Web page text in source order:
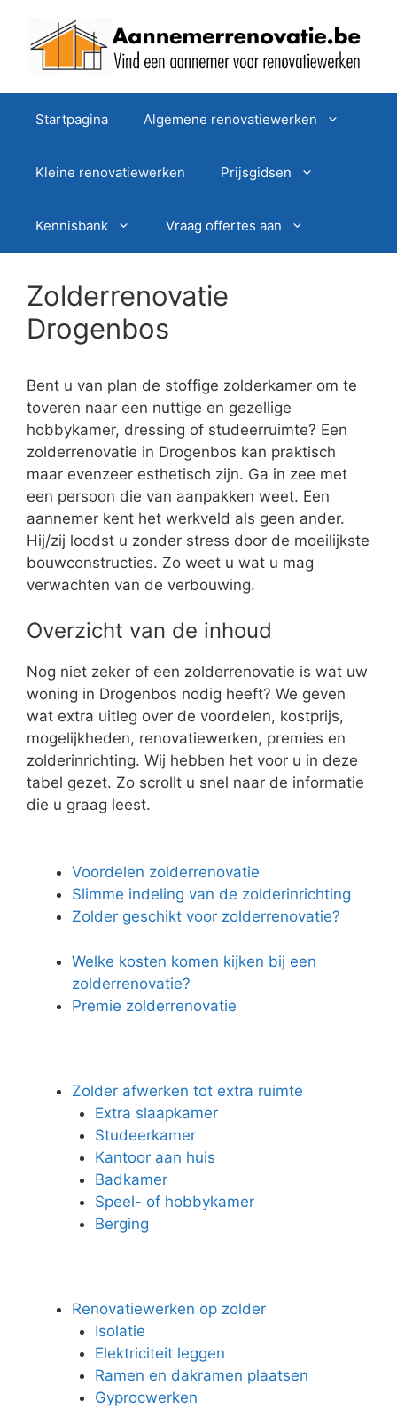
Startpagina Algemene renovatiewerken
Kleine renovatiewerken Prijsgidsen
Kennisbank Vraag offertes aan
Zolderrenovatie
Drogenbos
Bent u van plan de stoffige zolderkamer om te
toveren naar een nuttige en gezellige
hobbykamer, dressing of studeerruimte? Een
zolderrenovatie in Drogenbos kan praktisch
maar evenzeer esthetisch zijn. Ga in zee met
een persoon die van aanpakken weet. Een
aannemer kent het werkveld als geen ander.
Hij/zij loodst u zonder stress door de moeilijkste
bouwconstructies. Zo weet u wat u mag
verwachten van de verbouwing.
Overzicht van de inhoud
Nog niet zeker of een zolderrenovatie is wat uw
woning in Drogenbos nodig heeft? We geven
wat extra uitleg over de voordelen, kostprijs,
mogelijkheden, renovatiewerken, premies en
zolderinrichting. Wij hebben het voor u in deze
tabel gezet. Zo scrollt u snel naar de informatie
die u graag leest.
Voordelen zolderrenovatie
Slimme indeling van de zolderinrichting
Zolder geschikt voor zolderrenovatie?
Welke kosten komen kijken bij een
zolderrenovatie?
Premie zolderrenovatie
Zolder afwerken tot extra ruimte
Extra slaapkamer
Studeerkamer
Kantoor aan huis
Badkamer
Speel- of hobbykamer
Berging
Renovatiewerken op zolder
Isolatie
Elektriciteit leggen
Ramen en dakramen plaatsen
Gyprocwerken